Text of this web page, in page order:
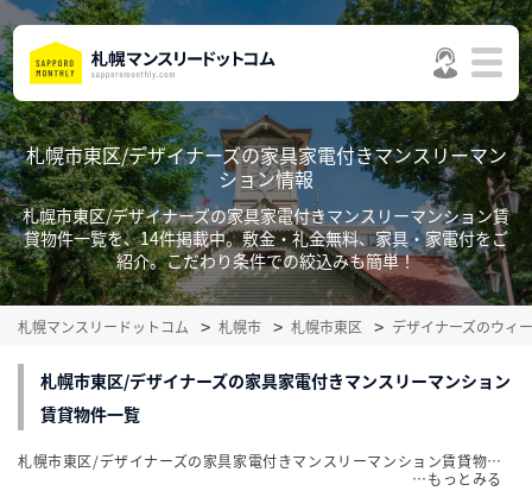
札幌市東区/デザイナーズの家具家電付きマンスリーマン
ション情報
札幌市東区/デザイナーズの家具家電付きマンスリーマンション賃
貸物件一覧を、14件掲載中。敷金・礼金無料、家具・家電付をご
紹介。こだわり条件での絞込みも簡単！
札幌マンスリードットコム 札幌市 札幌市東区 デザイナーズのウィ
札幌市東区/デザイナーズの家具家電付きマンスリーマンション
賃貸物件一覧
札幌市東区/デザイナーズの家具家電付きマンスリーマンション賃貸物件一覧を、14件掲載中。敷金・礼金無料、家具・家電付をご紹介。こだわり条件での絞込みも簡単！
…